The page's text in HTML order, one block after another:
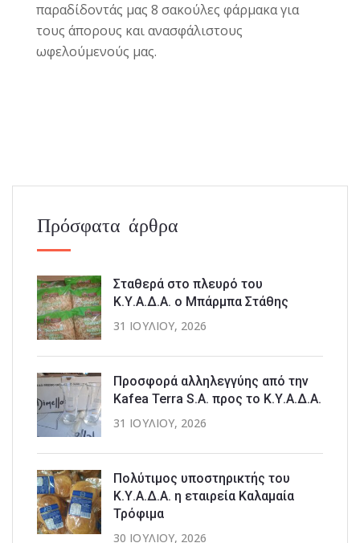
παραδίδοντάς μας 8 σακούλες φάρμακα για
τους άπορους και ανασφάλιστους
ωφελούμενούς μας.
Πρόσφατα άρθρα
Σταθερά στο πλευρό του
Κ.Υ.Α.Δ.Α. ο Μπάρμπα Στάθης
31 ΙΟΥΛΊΟΥ, 2026
Προσφορά αλληλεγγύης από την
Kafea Terra S.A. προς το Κ.Υ.Α.Δ.Α.
31 ΙΟΥΛΊΟΥ, 2026
Πολύτιμος υποστηρικτής του
Κ.Υ.Α.Δ.Α. η εταιρεία Καλαμαία
Τρόφιμα
30 ΙΟΥΛΊΟΥ, 2026